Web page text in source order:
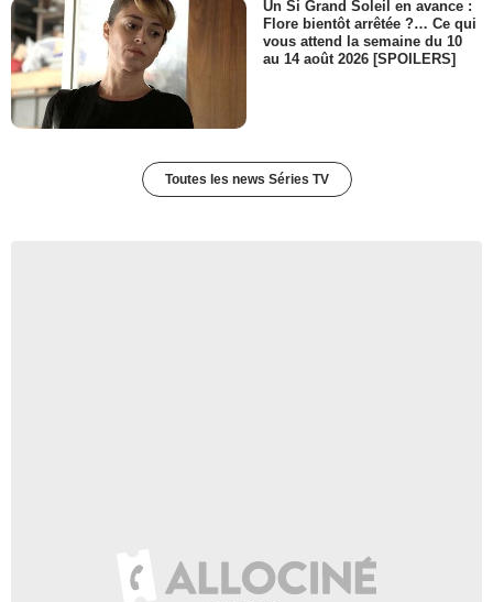
Un Si Grand Soleil en avance :
Flore bientôt arrêtée ?… Ce qui
vous attend la semaine du 10
au 14 août 2026 [SPOILERS]
Toutes les news Séries TV